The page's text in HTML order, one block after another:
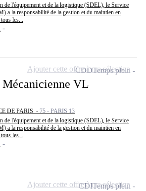
de l'équipement et de la logistique (SDEL), le Service
a la responsabilité de la gestion et du maintien en
les...
VL
DE PARIS - 75 - PARIS 13
de l'équipement et de la logistique (SDEL), le Service
a la responsabilité de la gestion et du maintien en
les...
CDDTemps plein
Ajouter cette offre à ma sélection
CDITemps plein
Ajouter cette offre à ma sélection